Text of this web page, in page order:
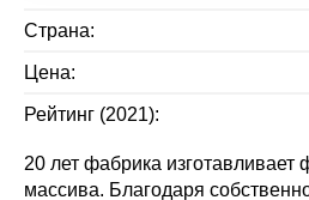
Страна:
Цена:
Рейтинг (2021):
20 лет фабрика
массива. Благодаря